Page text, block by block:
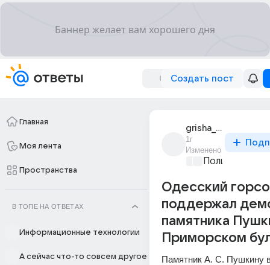
Создать пост
Главная
Моя лента
Пространства
В ТОПЕ НА ОТВЕТАХ
Информационные технологии
А сейчас что-то совсем другое
grisha_377
1г
Изменено
Одесский
поддержал
памятника
Приморском
Памятник А. С. Пушкину